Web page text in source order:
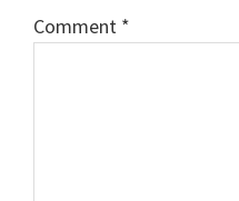
Comment *